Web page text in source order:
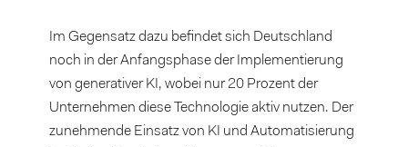
Im Gegensatz dazu befindet sich Deutschland
noch in der Anfangsphase der Implementierung
von generativer KI, wobei nur 20 Prozent der
Unternehmen diese Technologie aktiv nutzen. Der
zunehmende Einsatz von KI und Automatisierung